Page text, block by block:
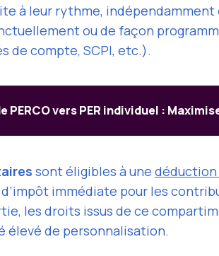
à leur rythme,
ou de façon
de compte, SCPI, etc.).
PERCO vers PER individuel :
sont éligibles à une déduction
immédiate pour les
les droits issus de ce
élevé de personnalisation.